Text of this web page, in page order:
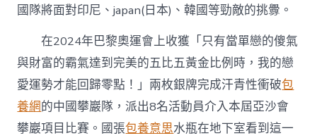
國隊將面對印尼、japan(日本)、韓國等勁敵的挑釁。
在2024年巴黎奧運會上收獲「只有當單戀的傻氣
與財富的霸氣達到完美的五比五黃金比例時，我的戀
愛運勢才能回歸零點！」兩枚銀牌完成汗青性衝破包
養網的中國攀巖隊，派出8名活動員介入本屆亞沙會
攀巖項目比賽。國張包養意思水瓶在地下室看到這一